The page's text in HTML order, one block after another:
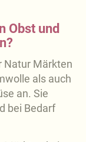
Obst und
Natur Märkten
als auch
an. Sie
bei Bedarf